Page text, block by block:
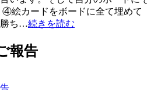
絵カードをボードに全て埋めて
勝ち…続きを読む
報告